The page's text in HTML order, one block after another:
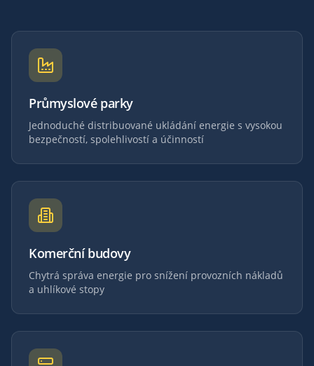
Průmyslové parky
Jednoduché distribuované ukládání energie s vysokou
bezpečností, spolehlivostí a účinností
Komerční budovy
Chytrá správa energie pro snížení provozních nákladů
a uhlíkové stopy